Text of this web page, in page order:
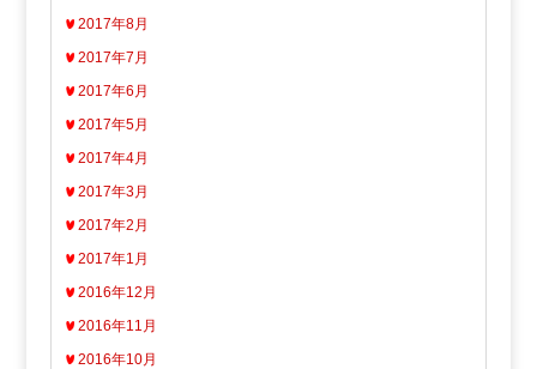
2017年8月
2017年7月
2017年6月
2017年5月
2017年4月
2017年3月
2017年2月
2017年1月
2016年12月
2016年11月
2016年10月